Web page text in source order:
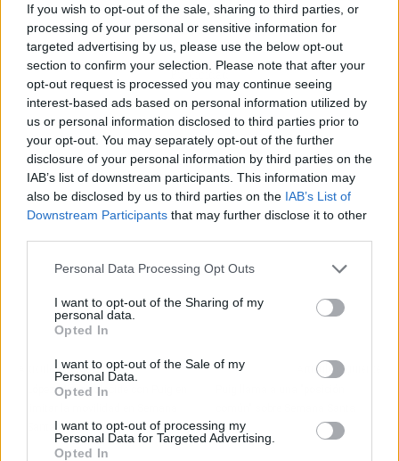
If you wish to opt-out of the sale, sharing to third parties, or
processing of your personal or sensitive information for
targeted advertising by us, please use the below opt-out
section to confirm your selection. Please note that after your
opt-out request is processed you may continue seeing
interest-based ads based on personal information utilized by
us or personal information disclosed to third parties prior to
your opt-out. You may separately opt-out of the further
disclosure of your personal information by third parties on the
IAB’s list of downstream participants. This information may
also be disclosed by us to third parties on the IAB’s List of
Downstream Participants that may further disclose it to other
Personal Data Processing Opt Outs
I want to opt-out of the Sharing of my
personal data.
Opted In
I want to opt-out of the Sale of my
Personal Data.
Opted In
I want to opt-out of processing my
Personal Data for Targeted Advertising.
Opted In
Publicidad
Artículo anterior
López Miras coincide con Puig en
Santa y Pascua
Artículo siguiente